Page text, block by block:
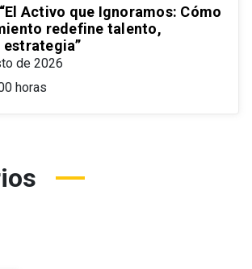
Activo que Ignoramos: Cómo
redefine talento,
estrategia”
de 2026
horas